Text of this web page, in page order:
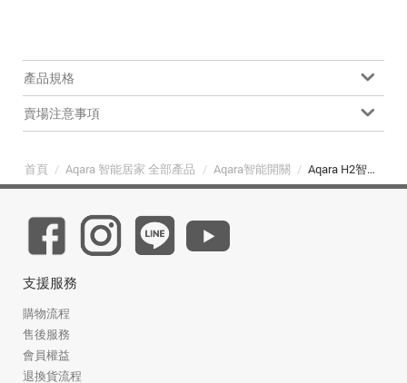
產品規格
賣場注意事項
首頁 / Aqara 智能居家 全部產品 / Aqara智能開關 / Aqara H2智能開關雙鍵-橫版(2個迴路)
支援服務
購物流程
售後服務
會員權益
退換貨流程